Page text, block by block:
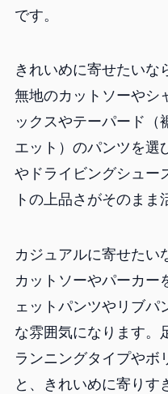
です。
きれいめに寄せたいな
無地のカットソーやシ
ックスやテーパード（
エット）のパンツを選
やドライビングシュー
トの上品さがそのまま
カジュアルに寄せたい
カットソーやパーカー
ェットパンツやリブパ
な雰囲気になります。
ランニングタイプやボ
と、きれいめに寄りす